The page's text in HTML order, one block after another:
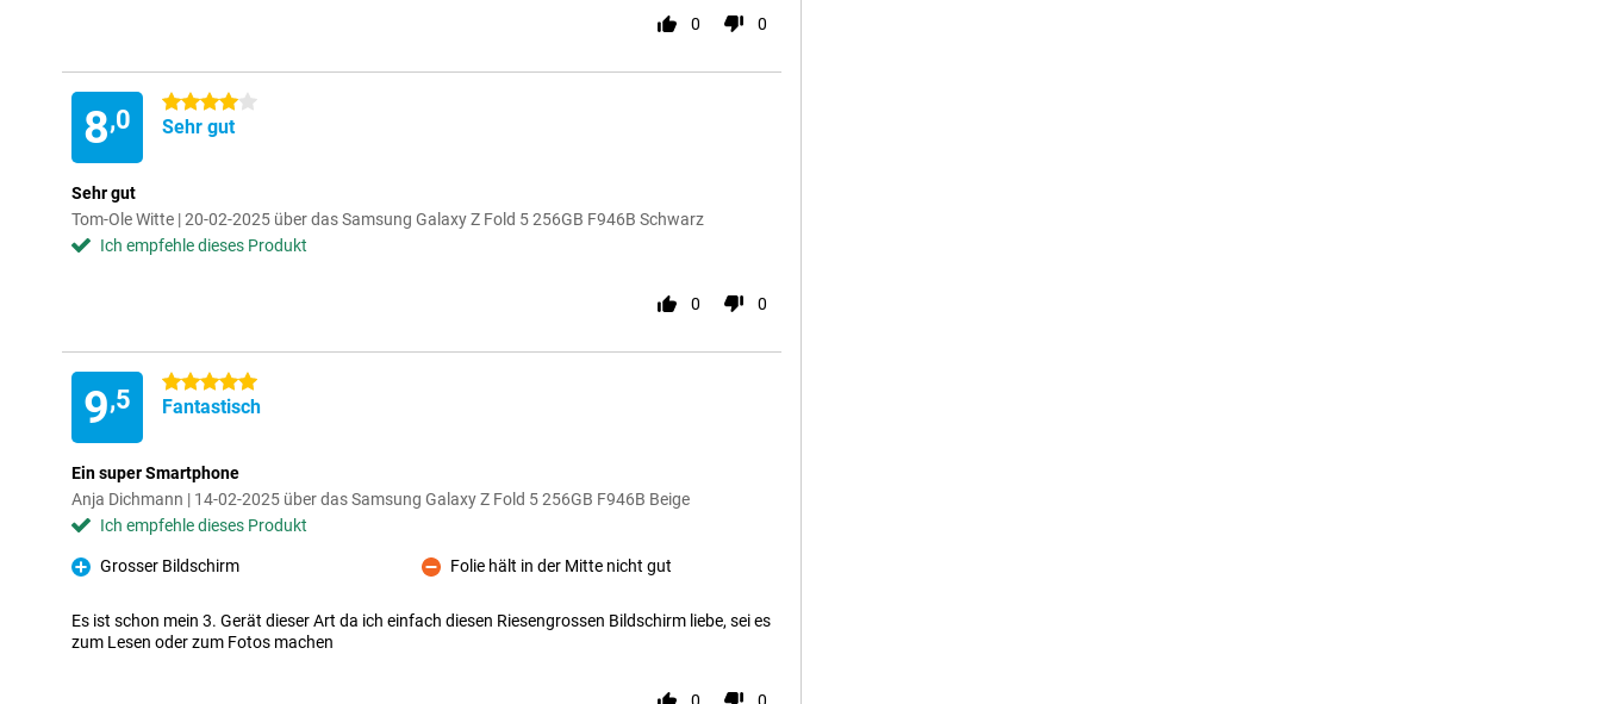
0 0
8,0
4 Sterne
Sehr gut
Sehr gut
Tom-Ole Witte | 20-02-2025 über das Samsung Galaxy Z Fold 5 256GB F946B Schwarz
Ich empfehle dieses Produkt
0 0
9,5
5 Sterne
Fantastisch
Ein super Smartphone
Anja Dichmann | 14-02-2025 über das Samsung Galaxy Z Fold 5 256GB F946B Beige
Ich empfehle dieses Produkt
Pro
Grosser Bildschirm
Kontra
Folie hält in der Mitte nicht gut
Es ist schon mein 3. Gerät dieser Art da ich einfach diesen Riesengrossen Bildschirm liebe, sei es
zum Lesen oder zum Fotos machen